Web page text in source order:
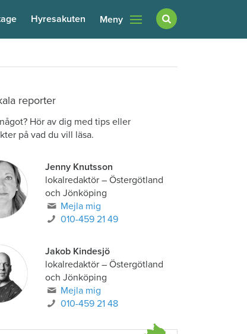
Hyresakuten Meny
reporter
Hör av dig med tips eller
på vad du vill läsa.
Jenny Knutsson
lokalredaktör– Östergötland
och Jönköping
Mejla mig
010-459 21 49
Jakob Kindesjö
lokalredaktör– Östergötland
och Jönköping
Mejla mig
010-459 21 48